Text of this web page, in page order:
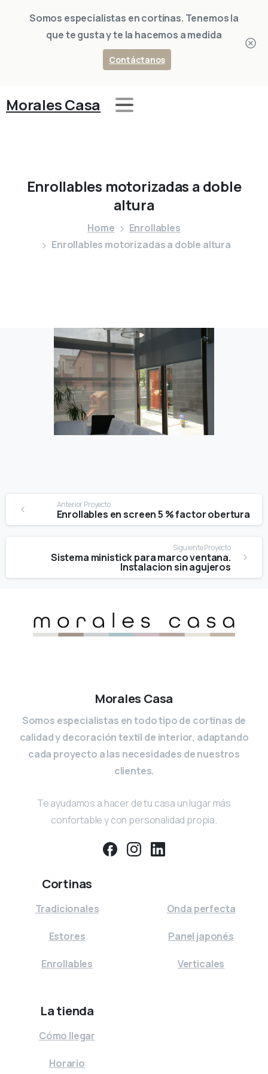
Somos especialistas en cortinas. Tenemos la
que te gusta y te la hacemos a medida
Contáctanos
Morales Casa
Enrollables motorizadas a doble
altura
Home
Enrollables
Enrollables motorizadas a doble altura
Continue
Reading
Anterior Proyecto
Enrollables en screen 5 % factor obertura
Siguiente Proyecto
Sistema ministick para marco ventana.
Instalacion sin agujeros
Morales Casa
Somos especialistas en todo tipo de cortinas de
calidad y decoración textil de interior, adaptando
cada proyecto a las necesidades de nuestros
clientes.
Te ayudamos a hacer de tu casa un lugar más
confortable y con personalidad propia.
Cortinas
Tradicionales
Estores
Enrollables
Onda perfecta
Panel japonés
Verticales
La tienda
Cómo llegar
Horario